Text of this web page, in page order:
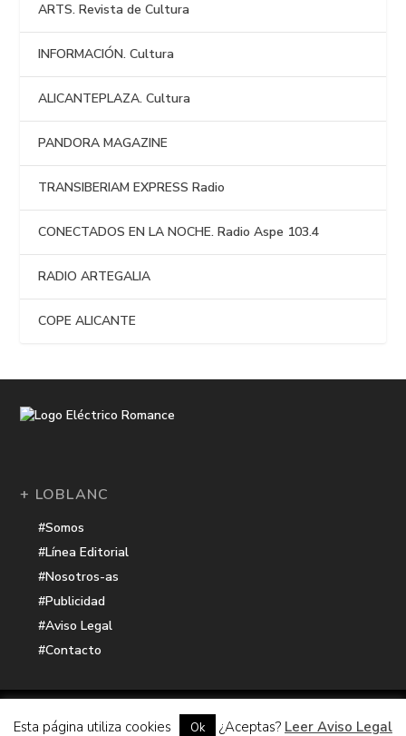
ARTS. Revista de Cultura
INFORMACIÓN. Cultura
ALICANTEPLAZA. Cultura
PANDORA MAGAZINE
TRANSIBERIAM EXPRESS Radio
CONECTADOS EN LA NOCHE. Radio Aspe 103.4
RADIO ARTEGALIA
COPE ALICANTE
+ LOBLANC
#Somos
#Línea Editorial
#Nosotros-as
#Publicidad
#Aviso Legal
#Contacto
Electrico Romance
Hacker Harbor
Esta página utiliza cookies Ok ¿Aceptas? Leer Aviso Legal